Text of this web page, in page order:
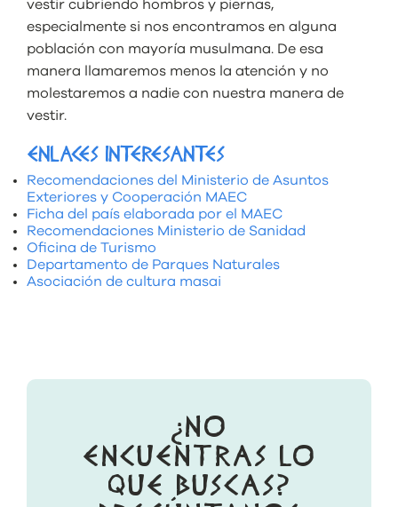
vestir cubriendo hombros y piernas,
especialmente si nos encontramos en alguna
población con mayoría musulmana. De esa
manera llamaremos menos la atención y no
molestaremos a nadie con nuestra manera de
vestir.
ENLACES INTERESANTES
Recomendaciones del Ministerio de Asuntos
Exteriores y Cooperación MAEC
Ficha del país elaborada por el MAEC
Recomendaciones Ministerio de Sanidad
Oficina de Turismo
Departamento de Parques Naturales
Asociación de cultura masai
¿NO
ENCUENTRAS LO
QUE BUSCAS?